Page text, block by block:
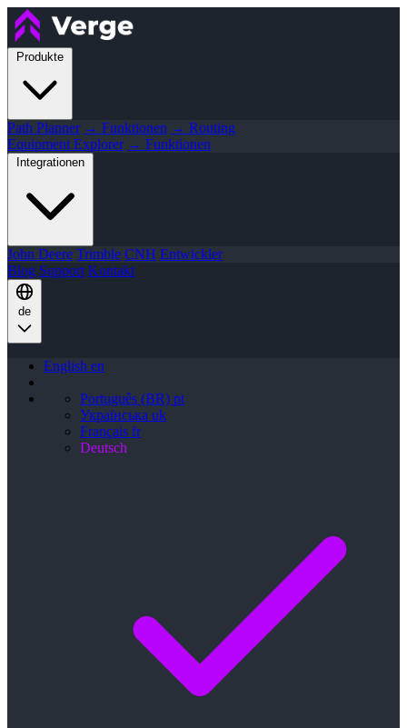
Produkte
Path Planner → Funktionen → Routing
Equipment Explorer → Funktionen
Integrationen
John Deere Trimble CNH Entwickler
Blog Support Kontakt
de
English en
Português (BR) pt
Українська uk
Français fr
Deutsch